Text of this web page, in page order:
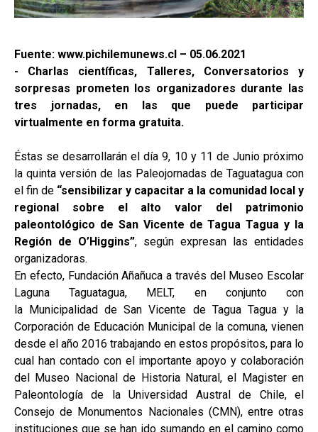
Fuente: www.pichilemunews.cl – 05.06.2021
- Charlas científicas, Talleres, Conversatorios y
sorpresas prometen los organizadores durante las
tres jornadas, en las que puede participar
virtualmente en forma gratuita.
Éstas se desarrollarán el día 9, 10 y 11 de Junio próximo
la quinta versión de las Paleojornadas de Taguatagua con
el fin de “sensibilizar y capacitar a la comunidad local y
regional sobre el alto valor del patrimonio
paleontológico de San Vicente de Tagua Tagua y la
Región de O’Higgins”, según expresan las entidades
organizadoras.
En efecto, Fundación Añañuca a través del Museo Escolar
Laguna Taguatagua, MELT, en conjunto con
la Municipalidad de San Vicente de Tagua Tagua y la
Corporación de Educación Municipal de la comuna, vienen
desde el año 2016 trabajando en estos propósitos, para lo
cual han contado con el importante apoyo y colaboración
del Museo Nacional de Historia Natural, el Magister en
Paleontología de la Universidad Austral de Chile, el
Consejo de Monumentos Nacionales (CMN), entre otras
instituciones que se han ido sumando en el camino como